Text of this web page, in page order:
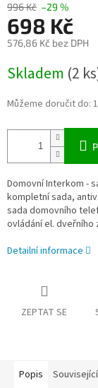
996 Kč –29 %
698 Kč
576,86 Kč bez DPH
cena:
Skladem (2
Můžeme doručit do:
Domovní Interkom -
kompletní sada,
sada domovního
ovládání el. dveřního
Detailní informace
ZEPTAT SE
Popis